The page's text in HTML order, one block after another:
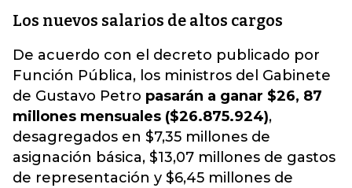
Los nuevos salarios de altos cargos
De acuerdo con el decreto publicado por
Función Pública, los ministros del Gabinete
de Gustavo Petro pasarán a ganar $26, 87
millones mensuales ($26.875.924),
desagregados en $7,35 millones de
asignación básica, $13,07 millones de gastos
de representación y $6,45 millones de